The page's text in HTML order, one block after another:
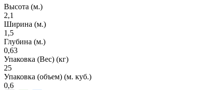
Высота (м.)
2,1
Ширина (м.)
1,5
Глубина (м.)
0,63
Упаковка (Вес) (кг)
25
Упаковка (объем) (м. куб.)
0,6